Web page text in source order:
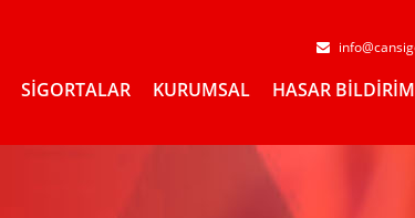
SİGORTALAR KURUMSAL HASAR BİLDİRİM